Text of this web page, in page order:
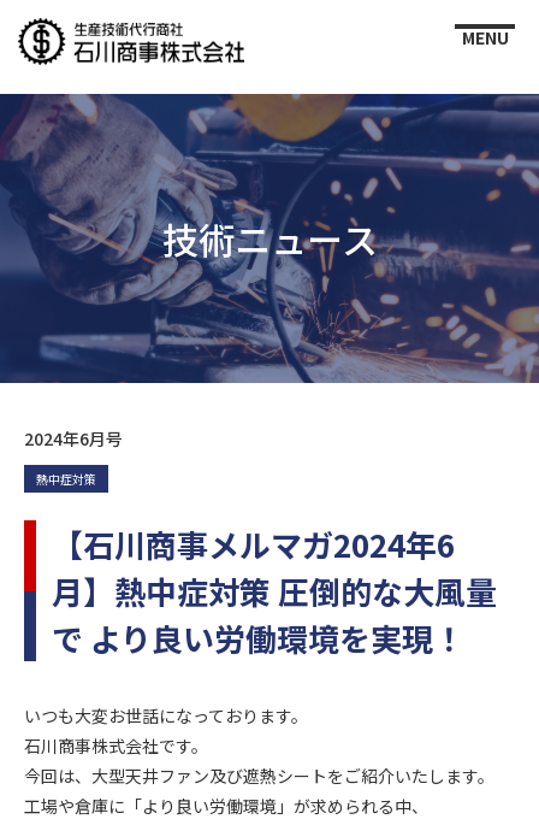
技術ニュース
2024年6月号
熱中症対策
【石川商事メルマガ2024年6
月】熱中症対策 圧倒的な大風量
で より良い労働環境を実現！
いつも大変お世話になっております。
石川商事株式会社です。
今回は、大型天井ファン及び遮熱シートをご紹介いたします。
工場や倉庫に「より良い労働環境」が求められる中、